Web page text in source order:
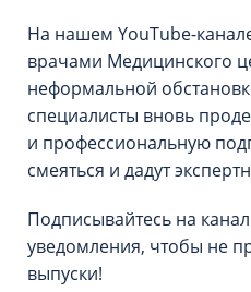
На нашем YouTube-
врачами Медицинского
неформальной
специалисты вновь
и профессиональную
смеяться и дадут
Подписывайтесь на
уведомления, чтобы не
выпуски!